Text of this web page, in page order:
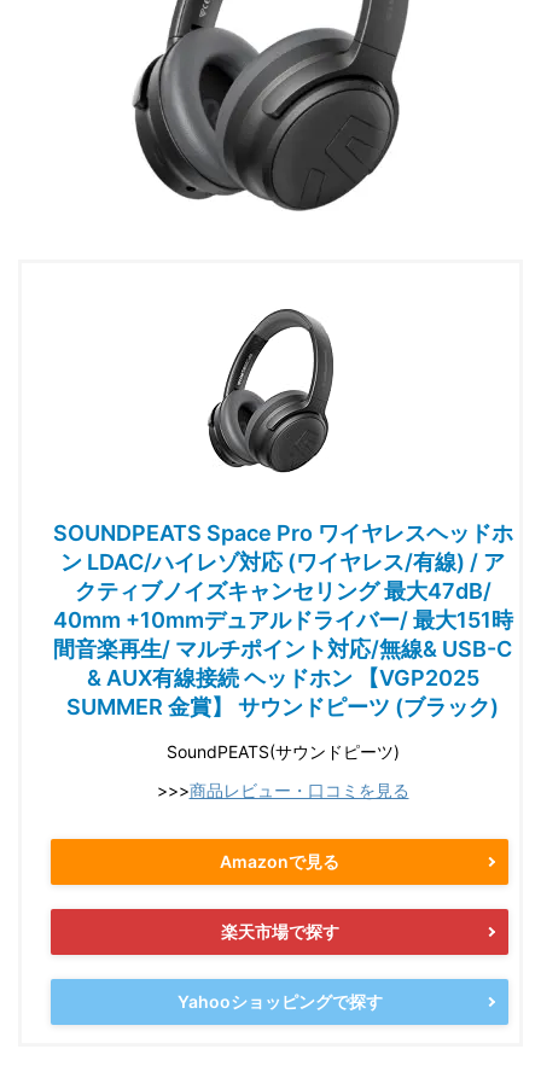
SOUNDPEATS Space Pro ワイヤレスヘッドホ
ン LDAC/ハイレゾ対応 (ワイヤレス/有線) / ア
クティブノイズキャンセリング 最大47dB/
40mm +10mmデュアルドライバー/ 最大151時
間音楽再生/ マルチポイント対応/無線& USB-C
& AUX有線接続 ヘッドホン 【VGP2025
SUMMER 金賞】 サウンドピーツ (ブラック)
SoundPEATS(サウンドピーツ)
>>>商品レビュー・口コミを見る
Amazonで見る
楽天市場で探す
Yahooショッピングで探す